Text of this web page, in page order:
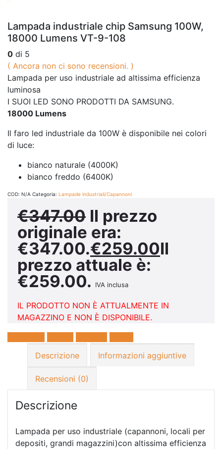
Lampada industriale chip Samsung 100W,
18000 Lumens VT-9-108
0 di 5
( Ancora non ci sono recensioni. )
Lampada per uso industriale ad altissima efficienza
luminosa
I SUOI LED SONO PRODOTTI DA SAMSUNG.
18000 Lumens
Il faro led industriale da 100W è disponibile nei colori
di luce:
bianco naturale (4000K)
bianco freddo (6400K)
COD: N/A Categoria: Lampade industriali/Capannoni
€347.00 Il prezzo
originale era:
€347.00.€259.00Il
prezzo attuale è:
€259.00.
IVA inclusa
IL PRODOTTO NON È ATTUALMENTE IN
MAGAZZINO E NON È DISPONIBILE.
Descrizione
Informazioni aggiuntive
Recensioni (0)
Descrizione
Lampada per uso industriale (capannoni, locali per
depositi, grandi magazzini)con altissima efficienza